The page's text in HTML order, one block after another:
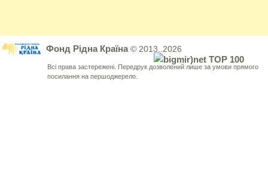
Фонд Рідна Країна© 2013..2026
Всі права застережені. Передрук дозволений лише за умови прямого
посилання на першоджерело.